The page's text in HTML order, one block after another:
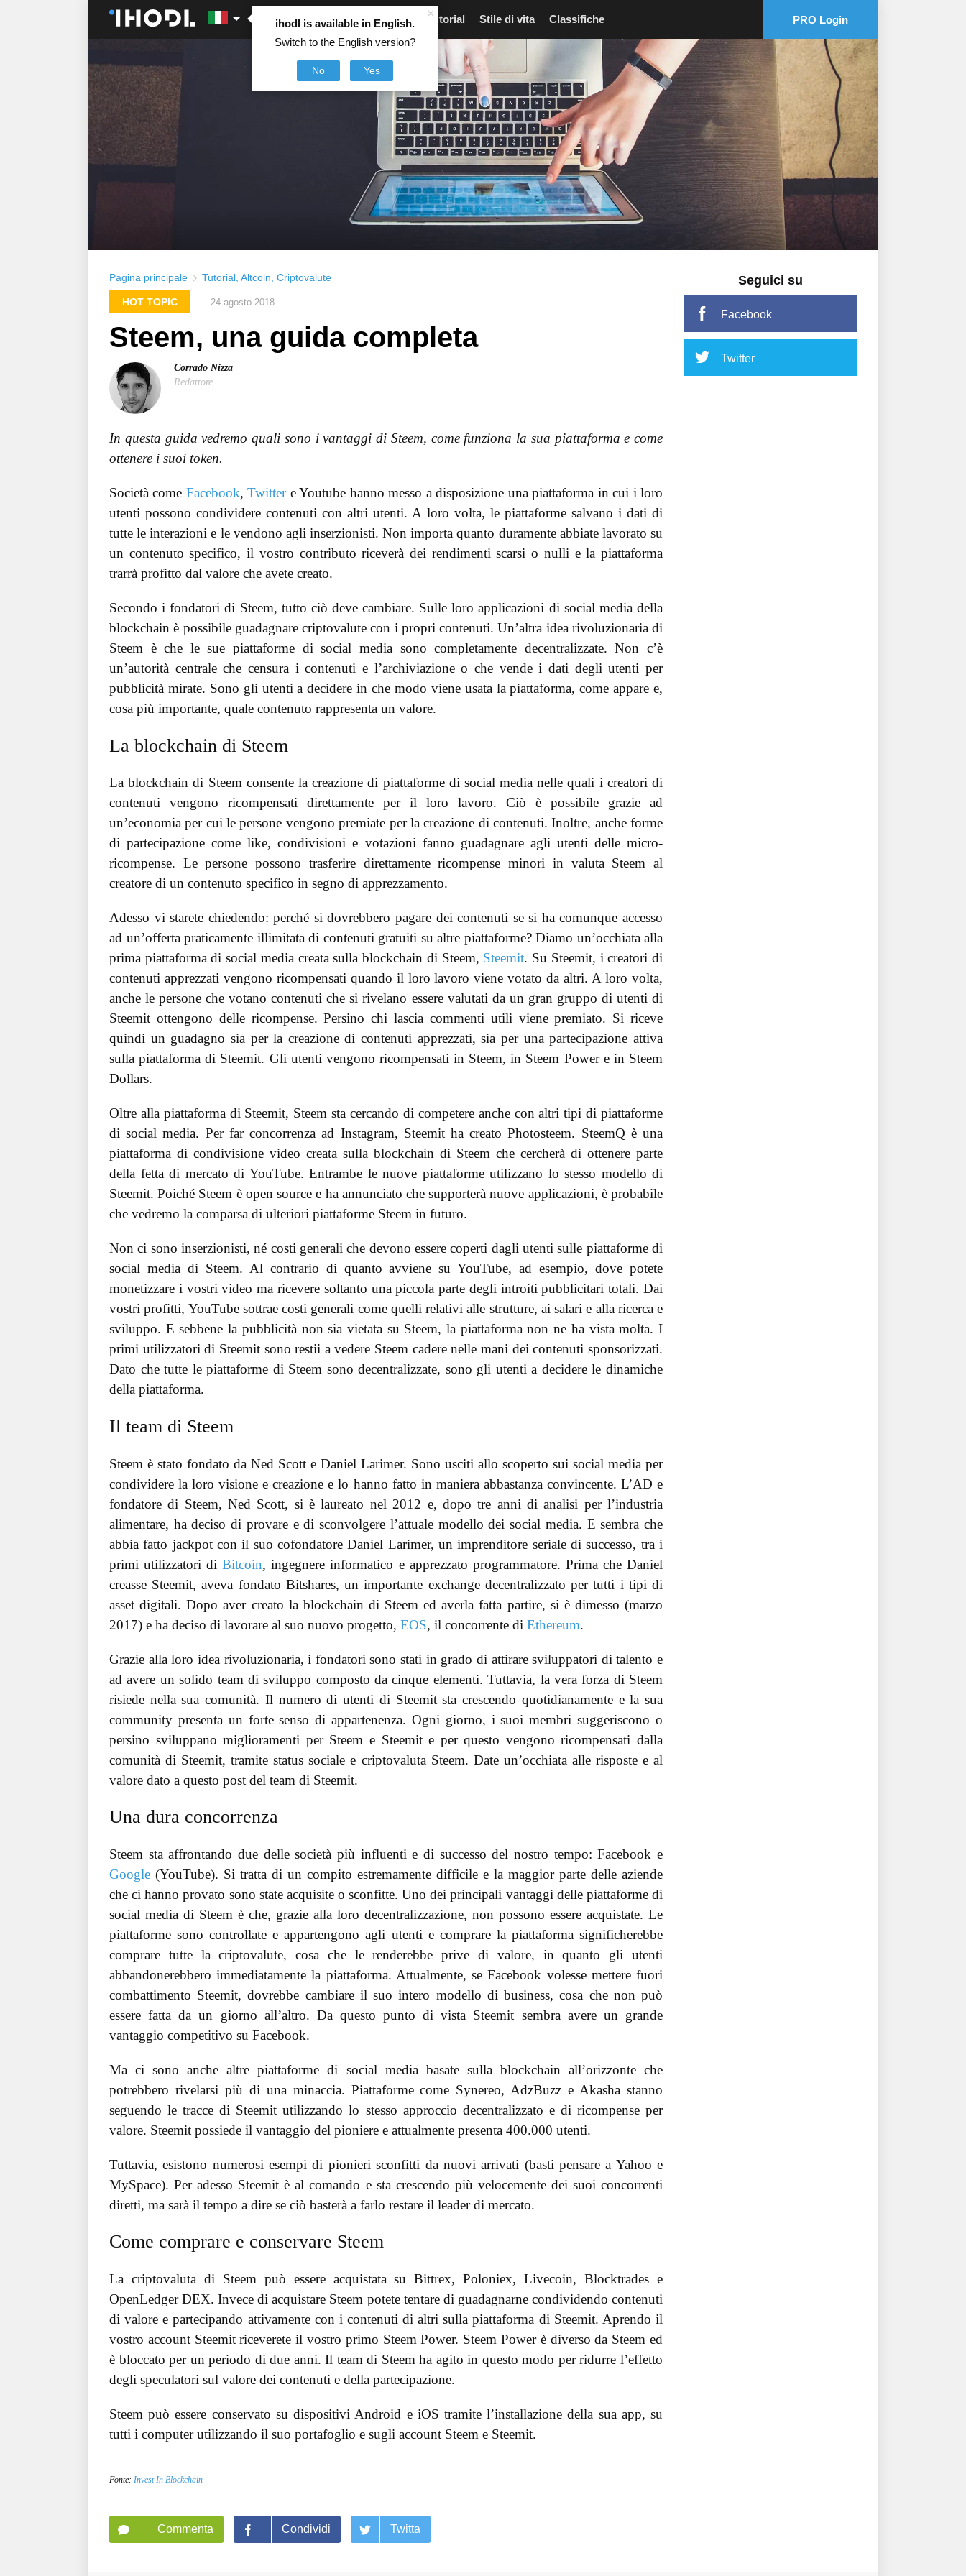
×
ihodl is available in English.
Switch to the English version?
No Yes
Articoli Notizie Tutorial Stile di vita Classifiche PRO Login
Pagina principale Tutorial Altcoin Criptovalute
HOT TOPIC 24 agosto 2018
Steem, una guida completa
Corrado Nizza
Redattore
In questa guida vedremo quali sono i vantaggi di Steem, come funziona la sua piattaforma e come
ottenere i suoi token.
Società come Facebook,Twittere Youtube hanno messo a disposizione una piattaforma in cui i loro
utenti possono condividere contenuti con altri utenti. A loro volta, le piattaforme salvano i dati di
tutte le interazioni e le vendono agli inserzionisti. Non importa quanto duramente abbiate lavorato su
un contenuto specifico, il vostro contributo riceverà dei rendimenti scarsi o nulli e la piattaforma
trarrà profitto dal valore che avete creato.
Secondo i fondatori di Steem, tutto ciò deve cambiare. Sulle loro applicazioni di social media della
blockchain è possibile guadagnare criptovalute con i propri contenuti. Un’altra idea rivoluzionaria di
Steem è che le sue piattaforme di social media sono completamente decentralizzate. Non c’è
un’autorità centrale che censura i contenuti e l’archiviazione o che vende i dati degli utenti per
pubblicità mirate. Sono gli utenti a decidere in che modo viene usata la piattaforma, come appare e,
cosa più importante, quale contenuto rappresenta un valore.
La blockchain di Steem
La blockchain di Steem consente la creazione di piattaforme di social media nelle quali i creatori di
contenuti vengono ricompensati direttamente per il loro lavoro. Ciò è possibile grazie ad
un’economia per cui le persone vengono premiate per la creazione di contenuti. Inoltre, anche forme
di partecipazione come like, condivisioni e votazioni fanno guadagnare agli utenti delle micro-
ricompense. Le persone possono trasferire direttamente ricompense minori in valuta Steem al
creatore di un contenuto specifico in segno di apprezzamento.
Adesso vi starete chiedendo: perché si dovrebbero pagare dei contenuti se si ha comunque accesso
ad un’offerta praticamente illimitata di contenuti gratuiti su altre piattaforme? Diamo un’occhiata alla
prima piattaforma di social media creata sulla blockchain di Steem, Steemit. Su Steemit, i creatori di
contenuti apprezzati vengono ricompensati quando il loro lavoro viene votato da altri. A loro volta,
anche le persone che votano contenuti che si rivelano essere valutati da un gran gruppo di utenti di
Steemit ottengono delle ricompense. Persino chi lascia commenti utili viene premiato. Si riceve
quindi un guadagno sia per la creazione di contenuti apprezzati, sia per una partecipazione attiva
sulla piattaforma di Steemit. Gli utenti vengono ricompensati in Steem, in Steem Power e in Steem
Dollars.
Oltre alla piattaforma di Steemit, Steem sta cercando di competere anche con altri tipi di piattaforme
di social media. Per far concorrenza ad Instagram, Steemit ha creato Photosteem. SteemQ è una
piattaforma di condivisione video creata sulla blockchain di Steem che cercherà di ottenere parte
della fetta di mercato di YouTube. Entrambe le nuove piattaforme utilizzano lo stesso modello di
Steemit. Poiché Steem è open source e ha annunciato che supporterà nuove applicazioni, è probabile
che vedremo la comparsa di ulteriori piattaforme Steem in futuro.
Non ci sono inserzionisti, né costi generali che devono essere coperti dagli utenti sulle piattaforme di
social media di Steem. Al contrario di quanto avviene su YouTube, ad esempio, dove potete
monetizzare i vostri video ma ricevere soltanto una piccola parte degli introiti pubblicitari totali. Dai
vostri profitti, YouTube sottrae costi generali come quelli relativi alle strutture, ai salari e alla ricerca e
sviluppo. E sebbene la pubblicità non sia vietata su Steem, la piattaforma non ne ha vista molta. I
primi utilizzatori di Steemit sono restii a vedere Steem cadere nelle mani dei contenuti sponsorizzati.
Dato che tutte le piattaforme di Steem sono decentralizzate, sono gli utenti a decidere le dinamiche
della piattaforma.
Il team di Steem
Steem è stato fondato da Ned Scott e Daniel Larimer. Sono usciti allo scoperto sui social media per
condividere la loro visione e creazione e lo hanno fatto in maniera abbastanza convincente. L’AD e
fondatore di Steem, Ned Scott, si è laureato nel 2012 e, dopo tre anni di analisi per l’industria
alimentare, ha deciso di provare e di sconvolgere l’attuale modello dei social media. E sembra che
abbia fatto jackpot con il suo cofondatore Daniel Larimer, un imprenditore seriale di successo, tra i
primi utilizzatori diBitcoin, ingegnere informatico e apprezzato programmatore. Prima che Daniel
creasse Steemit, aveva fondato Bitshares, un importante exchange decentralizzato per tutti i tipi di
asset digitali. Dopo aver creato la blockchain di Steem ed averla fatta partire, si è dimesso (marzo
2017) e ha deciso di lavorare al suo nuovo progetto, EOS, il concorrente di Ethereum.
Grazie alla loro idea rivoluzionaria, i fondatori sono stati in grado di attirare sviluppatori di talento e
ad avere un solido team di sviluppo composto da cinque elementi. Tuttavia, la vera forza di Steem
risiede nella sua comunità. Il numero di utenti di Steemit sta crescendo quotidianamente e la sua
community presenta un forte senso di appartenenza. Ogni giorno, i suoi membri suggeriscono o
persino sviluppano miglioramenti per Steem e Steemit e per questo vengono ricompensati dalla
comunità di Steemit, tramite status sociale e criptovaluta Steem. Date un’occhiata alle risposte e al
valore dato a questo post del team di Steemit.
Una dura concorrenza
Steem sta affrontando due delle società più influenti e di successo del nostro tempo: Facebook e
Google (YouTube). Si tratta di un compito estremamente difficile e la maggior parte delle aziende
che ci hanno provato sono state acquisite o sconfitte. Uno dei principali vantaggi delle piattaforme di
social media di Steem è che, grazie alla loro decentralizzazione, non possono essere acquistate. Le
piattaforme sono controllate e appartengono agli utenti e comprare la piattaforma significherebbe
comprare tutte la criptovalute, cosa che le renderebbe prive di valore, in quanto gli utenti
abbandonerebbero immediatamente la piattaforma. Attualmente, se Facebook volesse mettere fuori
combattimento Steemit, dovrebbe cambiare il suo intero modello di business, cosa che non può
essere fatta da un giorno all’altro. Da questo punto di vista Steemit sembra avere un grande
vantaggio competitivo su Facebook.
Ma ci sono anche altre piattaforme di social media basate sulla blockchain all’orizzonte che
potrebbero rivelarsi più di una minaccia. Piattaforme come Synereo, AdzBuzz e Akasha stanno
seguendo le tracce di Steemit utilizzando lo stesso approccio decentralizzato e di ricompense per
valore. Steemit possiede il vantaggio del pioniere e attualmente presenta 400.000 utenti.
Tuttavia, esistono numerosi esempi di pionieri sconfitti da nuovi arrivati (basti pensare a Yahoo e
MySpace). Per adesso Steemit è al comando e sta crescendo più velocemente dei suoi concorrenti
diretti, ma sarà il tempo a dire se ciò basterà a farlo restare il leader di mercato.
Come comprare e conservare Steem
La criptovaluta di Steem può essere acquistata su Bittrex, Poloniex, Livecoin, Blocktrades e
OpenLedger DEX. Invece di acquistare Steem potete tentare di guadagnarne condividendo contenuti
di valore e partecipando attivamente con i contenuti di altri sulla piattaforma di Steemit. Aprendo il
vostro account Steemit riceverete il vostro primo Steem Power. Steem Power è diverso da Steem ed
è bloccato per un periodo di due anni. Il team di Steem ha agito in questo modo per ridurre l’effetto
degli speculatori sul valore dei contenuti e della partecipazione.
Steem può essere conservato su dispositivi Android e iOS tramite l’installazione della sua app, su
tutti i computer utilizzando il suo portafoglio e sugli account Steem e Steemit.
Fonte: Invest In Blockchain
Commenta Condividi Twitta
Seguici su
Facebook
Twitter